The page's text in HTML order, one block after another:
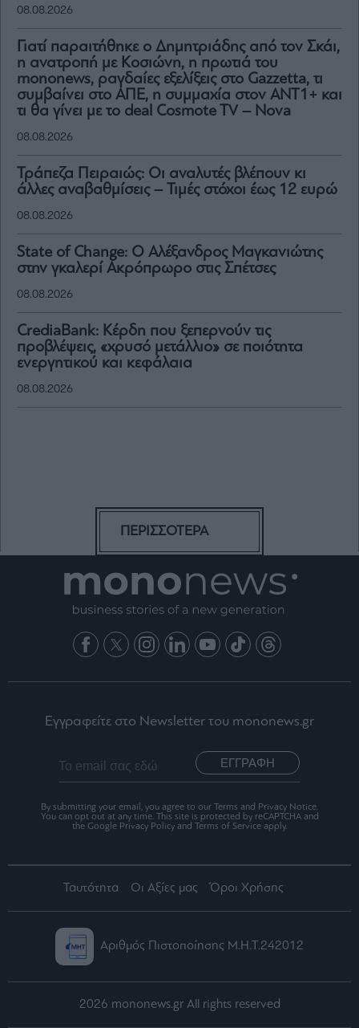
08.08.2026
Γιατί παραιτήθηκε ο Δημητριάδης από τον Σκάι,
η ανατροπή με Κοσιώνη, η πρωτιά του
mononews, ραγδαίες εξελίξεις στο Gazzetta, τι
συμβαίνει στο ΑΠΕ, η συμμαχία στον ΑΝΤ1+ και
τι θα γίνει με το deal Cosmote TV – Nova
08.08.2026
Τράπεζα Πειραιώς: Οι αναλυτές βλέπουν κι
άλλες αναβαθμίσεις – Τιμές στόχοι έως 12 ευρώ
08.08.2026
State of Change: Ο Αλέξανδρος Μαγκανιώτης
στην γκαλερί Ακρόπρωρο στις Σπέτσες
08.08.2026
CrediaBank: Κέρδη που ξεπερνούν τις
προβλέψεις, «χρυσό μετάλλιο» σε ποιότητα
ενεργητικού και κεφάλαια
08.08.2026
ΠΕΡΙΣΣΟΤΕΡΑ
Εγγραφείτε στο Newsletter του mononews.gr
ΕΓΓΡΑΦΗ
By submitting your email, you agree to our Terms and Privacy Notice.
You can opt out at any time. This site is protected by reCAPTCHA and
the Google Privacy Policy and Terms of Service apply.
Ταυτότητα Οι Αξίες μας Όροι Χρήσης
Αριθμός Πιστοποίησης Μ.Η.Τ.242012
2026 mononews.gr All rights reserved